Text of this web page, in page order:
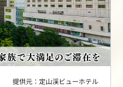
提供元：定山渓ビューホテル